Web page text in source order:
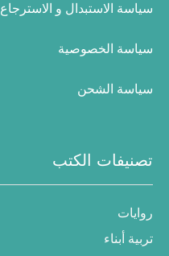
سياسة الاستبدال و الاسترجاع
سياسة الخصوصية
سياسة الشحن
تصنيفات الكتب
روايات
تربية أبناء